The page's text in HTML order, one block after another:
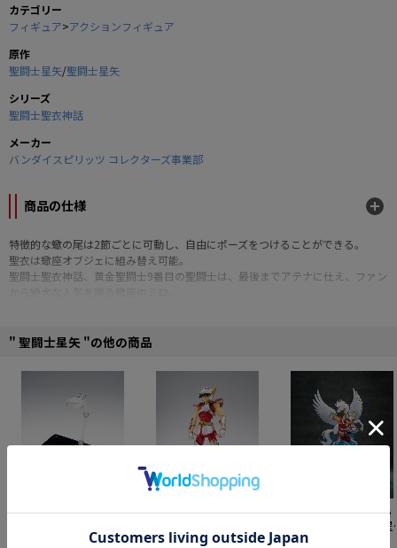
カテゴリー
フィギュア>アクションフィギュア
原作
聖闘士星矢/聖闘士星矢
シリーズ
聖闘士聖衣神話
メーカー
バンダイスピリッツ コレクターズ事業部
商品の仕様
特徴的な蠍の尾は2節ごとに可動し、自由にポーズをつけることができる。
聖衣は蠍座オブジェに組み替え可能。
聖闘士聖衣神話、黄金聖闘士9番目の聖闘士は、最後までアテナに仕え、ファン
・素体フィギュア
・オブジェ用パーツ
©車田正美/集英社･東映アニメーション
" 聖闘士星矢 "の他の商品
【再販】聖闘士聖衣神話 【再販】聖闘士聖衣神話
聖衣 リバイバル版
13,200円
Figuarts Zero Touche
Metallique ペガサス星
(初期青銅聖衣)
21,505円